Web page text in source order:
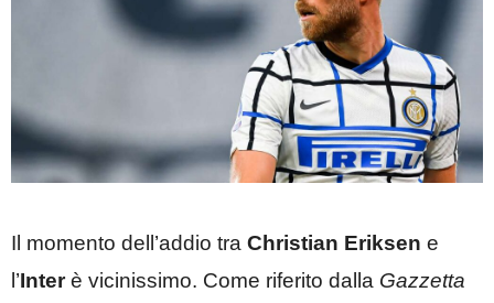
Il momento dell’addio tra Christian Eriksen e
l’Interè vicinissimo. Come riferito dalla Gazzetta